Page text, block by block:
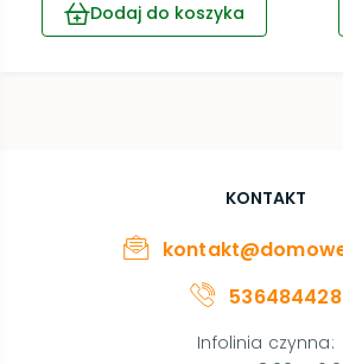
Dodaj do koszyka
KONTAKT
536484428
Infolinia czynna: